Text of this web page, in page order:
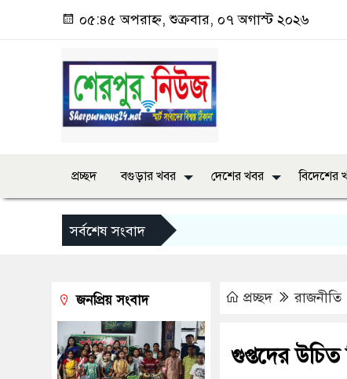
০৫:৪৫ অপরাহ্ন, শুক্রবার, ০৭ অগাস্ট ২০২৬
প্রচ্ছদ বগুড়ার খবর দেশের খবর বিদেশের
সর্বশেষ সংবাদ
প্রচ্ছদ রাজনীতি
গুপ্তদের
জনপ্রিয় সংবাদ